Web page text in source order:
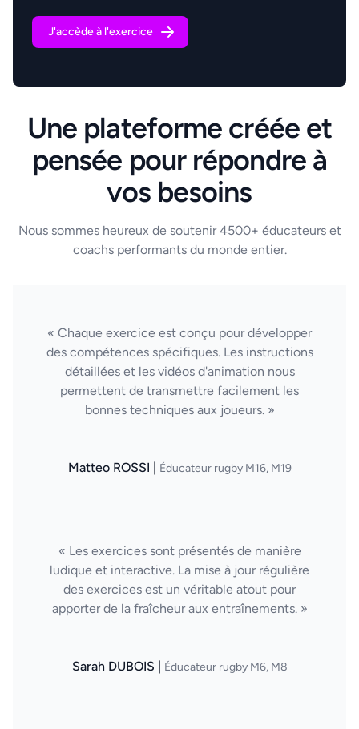
J'accède à l'exercice
Une plateforme créée et
pensée pour répondre à
vos besoins
Nous sommes heureux de soutenir 4500+ éducateurs et
coachs performants du monde entier.
« Chaque exercice est conçu pour développer
des compétences spécifiques. Les instructions
détaillées et les vidéos d'animation nous
permettent de transmettre facilement les
bonnes techniques aux joueurs. »
Matteo ROSSI | Éducateur rugby M16, M19
« Les exercices sont présentés de manière
ludique et interactive. La mise à jour régulière
des exercices est un véritable atout pour
apporter de la fraîcheur aux entraînements. »
Sarah DUBOIS | Éducateur rugby M6, M8